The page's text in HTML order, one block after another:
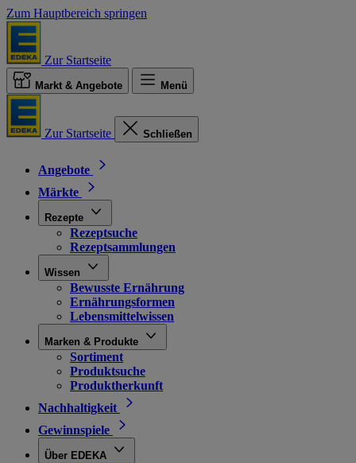
Zum Hauptbereich springen
Zur Startseite
Markt & Angebote Menü
Zur Startseite Schließen
Angebote
Märkte
Rezepte
Rezeptsuche
Rezeptsammlungen
Wissen
Bewusste Ernährung
Ernährungsformen
Lebensmittelwissen
Marken & Produkte
Sortiment
Produktsuche
Produktherkunft
Nachhaltigkeit
Gewinnspiele
Über EDEKA